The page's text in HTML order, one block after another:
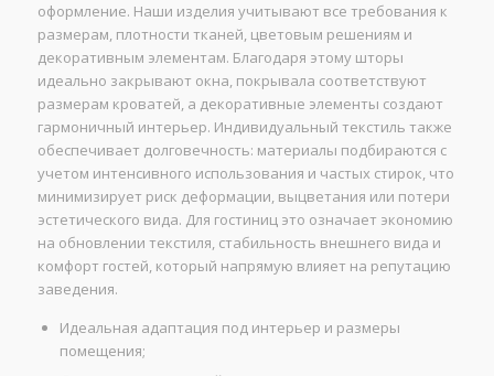
оформление. Наши изделия учитывают все требования к
размерам, плотности тканей, цветовым решениям и
декоративным элементам. Благодаря этому шторы
идеально закрывают окна, покрывала соответствуют
размерам кроватей, а декоративные элементы создают
гармоничный интерьер. Индивидуальный текстиль также
обеспечивает долговечность: материалы подбираются с
учетом интенсивного использования и частых стирок, что
минимизирует риск деформации, выцветания или потери
эстетического вида. Для гостиниц это означает экономию
на обновлении текстиля, стабильность внешнего вида и
комфорт гостей, который напрямую влияет на репутацию
заведения.
Идеальная адаптация под интерьер и размеры
помещения;